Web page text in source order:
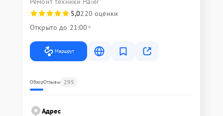
5,0220 оценки
Открыто до 21:00
Маршрут
ОбзорОтзывы 295
Адрес